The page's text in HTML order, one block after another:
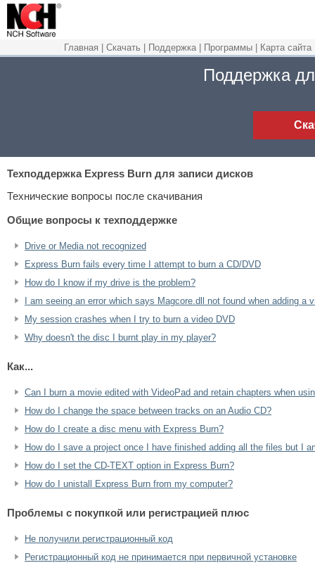
Главная Скачать Поддержка Программы Карта сайта
Поддержка
ТехподдержкаExpress Burn для записи дисков
Технические вопросы после скачивания
Общие вопросы к техподдержке
Drive or Media not recognized
Express Burn fails every time I attempt to burn a CD/DVD
How do I know if my drive is the problem?
I am seeing an error which says Magcore.dll not found when adding a
My session crashes when I try to burn a video DVD
Why doesn't the disc I burnt play in my player?
Как...
Can I burn a movie edited with VideoPad and retain chapters when
How do I change the space between tracks on an Audio CD?
How do I create a disc menu with Express Burn?
How do I save a project once I have finished adding all the files but I
How do I set the CD-TEXT option in Express Burn?
How do I unistall Express Burn from my computer?
Проблемы с покупкой или регистрацией плюс
Не получили регистрационный код
Регистрационный код не принимается при первичной установке